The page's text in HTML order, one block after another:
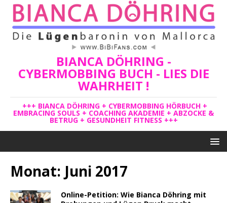
BIANCA DÖHRING -
CYBERMOBBING BUCH - LIES DIE
WAHRHEIT !
+++ BIANCA DÖHRING + CYBERMOBBING HÖRBUCH +
EMBRACING SOULS + COACHING AKADEMIE + ABZOCKE &
BETRUG + GESUNDHEIT FITNESS +++
Monat: Juni 2017
Online-Petition: Wie Bianca Döhring mit